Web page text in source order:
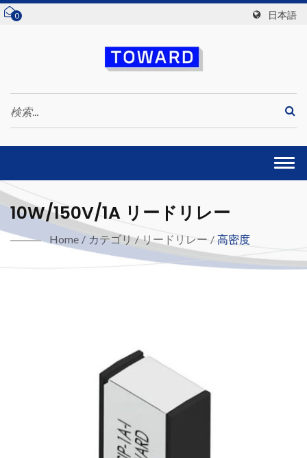
0 日本語
10W/150V/1A リードリレー
Home / カテゴリ / リードリレー / 高密度